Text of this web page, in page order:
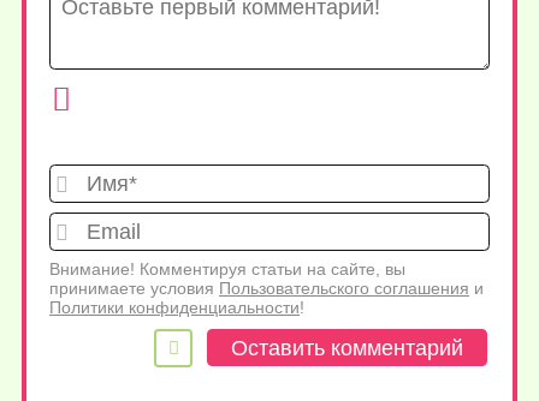
Имя*
Внимание! Комментируя статьи на сайте, вы
принимаете условия Пользовательского соглашения и
Политики конфиденциальности!